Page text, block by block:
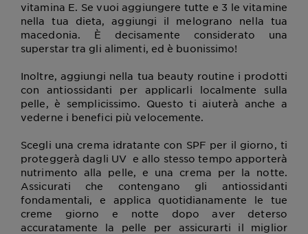
vitamina E. Se vuoi aggiungere tutte e 3 le vitamine
nella tua dieta, aggiungi il melograno nella tua
macedonia. È decisamente considerato una
superstar tra gli alimenti, ed è buonissimo!
Inoltre, aggiungi nella tua beauty routine i prodotti
con antiossidanti per applicarli localmente sulla
pelle, è semplicissimo. Questo ti aiuterà anche a
vederne i benefici più velocemente.
Scegli una crema idratante con SPF per il giorno, ti
proteggerà dagli UV e allo stesso tempo apporterà
nutrimento alla pelle, e una crema per la notte.
Assicurati che contengano gli antiossidanti
fondamentali, e applica quotidianamente le tue
creme giorno e notte dopo aver deterso
accuratamente la pelle per assicurarti il miglior